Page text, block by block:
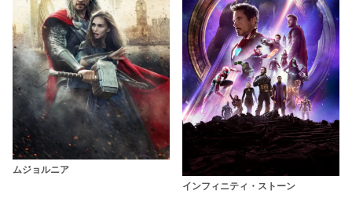
ムジョルニア
インフィニティ・ストーン